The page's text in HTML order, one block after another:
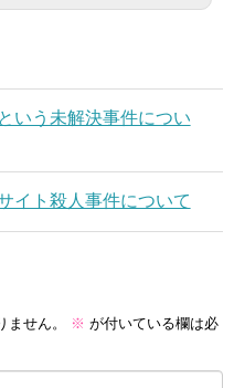
いう未解決事件につい
イト殺人事件について
せん。 ※ が付いている欄は必